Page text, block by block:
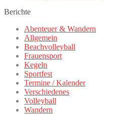
Berichte
Abenteuer & Wandern
Allgemein
Beachvolleyball
Frauensport
Kegeln
Sportfest
Termine / Kalender
Verschiedenes
Volleyball
Wandern